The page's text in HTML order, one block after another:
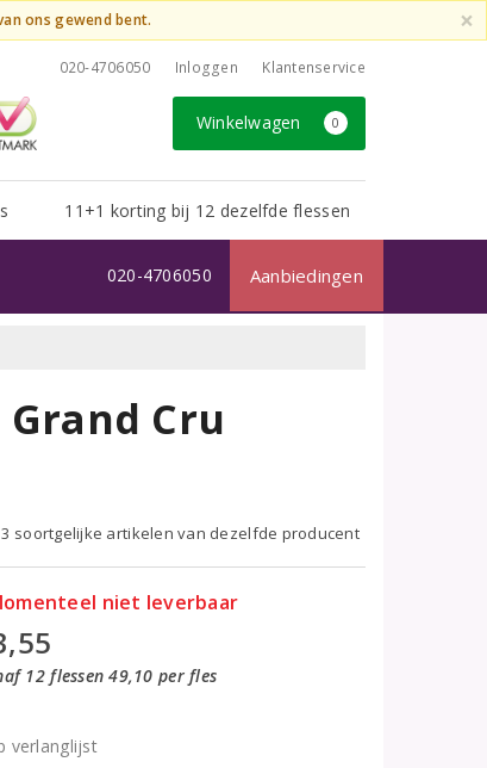
ons gewend bent. ×
020-4706050 Inloggen Klantenservice
Winkelwagen 0
11+1 korting bij 12 dezelfde flessen
Aanbiedingen
020-4706050
Cru
3 soortgelijke artikelen van dezelfde producent
niet leverbaar
12 flessen 49,10 per fles
verlanglijst